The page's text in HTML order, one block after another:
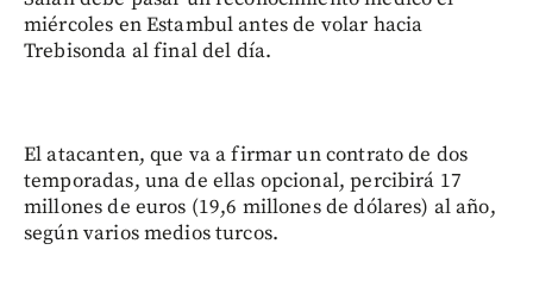
miércoles en Estambul antes de volar hacia
Trebisonda al final del día.
El atacanten, que va a firmar un contrato de dos
temporadas, una de ellas opcional, percibirá 17
millones de euros (19,6 millones de dólares) al año,
según varios medios turcos.